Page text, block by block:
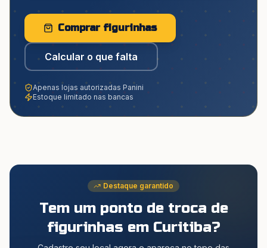
Comprar figurinhas
Calcular o que falta
Apenas lojas autorizadas Panini
Estoque limitado nas bancas
Destaque garantido
Tem um ponto de troca de
figurinhas em Curitiba?